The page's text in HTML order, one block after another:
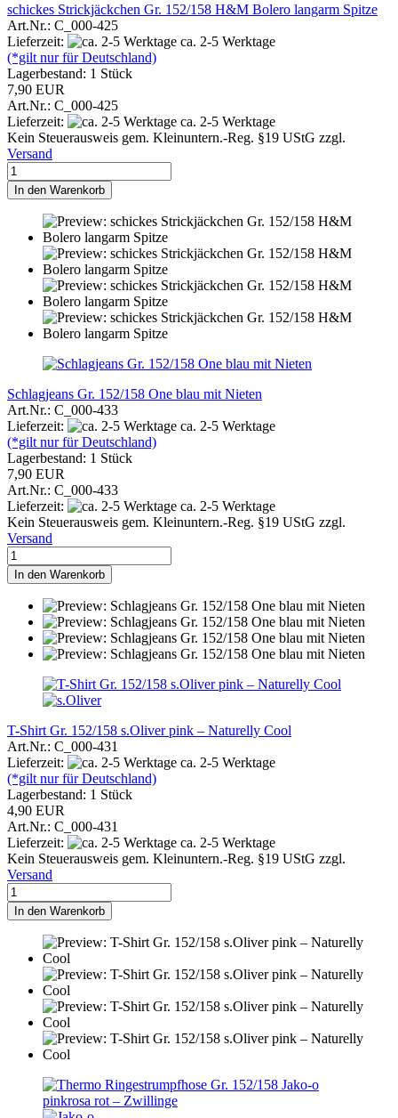
schickes Strickjäckchen Gr. 152/158 H&M Bolero langarm Spitze
Art.Nr.: C_000-425
Lieferzeit:
ca. 2-5 Werktage
(*gilt nur für Deutschland)
Lagerbestand: 1 Stück
7,90 EUR
Art.Nr.: C_000-425
Lieferzeit:
ca. 2-5 Werktage
Kein Steuerausweis gem. Kleinuntern.-Reg. §19 UStG zzgl.
Versand
In den Warenkorb
Schlagjeans Gr. 152/158 One blau mit Nieten
Art.Nr.: C_000-433
Lieferzeit:
ca. 2-5 Werktage
(*gilt nur für Deutschland)
Lagerbestand: 1 Stück
7,90 EUR
Art.Nr.: C_000-433
Lieferzeit:
ca. 2-5 Werktage
Kein Steuerausweis gem. Kleinuntern.-Reg. §19 UStG zzgl.
Versand
In den Warenkorb
T-Shirt Gr. 152/158 s.Oliver pink – Naturelly Cool
Art.Nr.: C_000-431
Lieferzeit:
ca. 2-5 Werktage
(*gilt nur für Deutschland)
Lagerbestand: 1 Stück
4,90 EUR
Art.Nr.: C_000-431
Lieferzeit:
ca. 2-5 Werktage
Kein Steuerausweis gem. Kleinuntern.-Reg. §19 UStG zzgl.
Versand
In den Warenkorb